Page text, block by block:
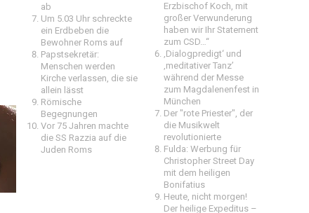
ab
Um 5.03 Uhr schreckte
ein Erdbeben die
Bewohner Roms auf
Papstsekretär:
Menschen werden
Kirche verlassen, die sie
allein lässt
Römische
Begegnungen
Vor 75 Jahren machte
die SS Razzia auf die
Juden Roms
Erzbischof Koch, mit
großer Verwunderung
haben wir Ihr Statement
zum CSD…“
‚Dialogpredigt‘ und
‚meditativer Tanz’
während der Messe
zum Magdalenenfest in
München
Der "rote Priester", der
die Musikwelt
revolutionierte
Fulda: Werbung für
Christopher Street Day
mit dem heiligen
Bonifatius
Heute, nicht morgen!
Der heilige Expeditus –